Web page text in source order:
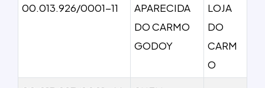
00.013.926/0001-11
APARECIDA
DO CARMO
GODOY
LOJA
DO
CARM
O